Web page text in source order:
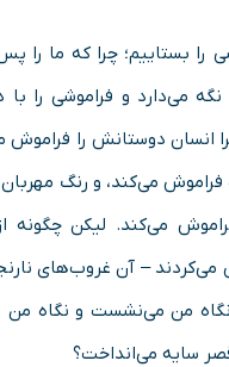
را بستاییم؛ چرا که ما را
می‌دارد و فراموشی را با
انسان دوستانش را فراموش
می‌کند، و رنگ
می‌کند. لیکن چگونه
– آن غروب‌های
من می‌نشست و نگاه من
سایه می‌انداخت؟